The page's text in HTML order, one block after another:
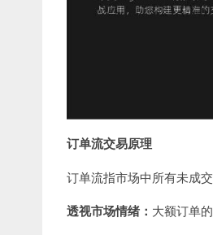
订单流交易原理
订单流指市场中所有未成
透视市场情绪： 大额订单